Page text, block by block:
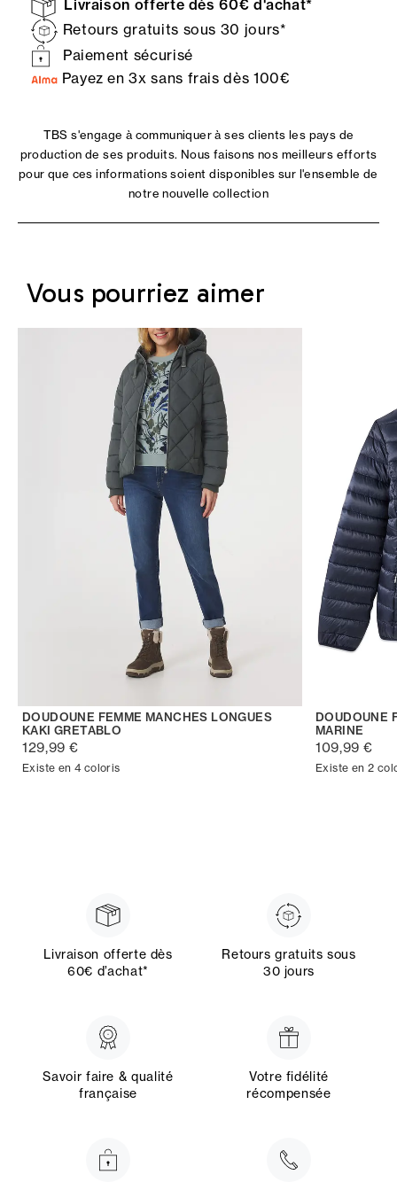
Livraison offerte dès 60€ d'achat*
Retours gratuits sous 30 jours*
Paiement sécurisé
Payez en 3x sans frais dès 100€
TBS s'engage à communiquer à ses clients les pays de
production de ses produits. Nous faisons nos meilleurs efforts
pour que ces informations soient disponibles sur l'ensemble de
notre nouvelle collection
Vous pourriez aimer
DOUDOUNE FEMME MANCHES LONGUES
KAKI GRETABLO
129,99 €
Existe en 4 coloris
DOUDOUNE
MARINE
109,99 €
Existe en 2
Livraison offerte dès
60€ d’achat*
Retours gratuits sous
30 jours
Savoir faire & qualité
française
Votre fidélité
récompensée